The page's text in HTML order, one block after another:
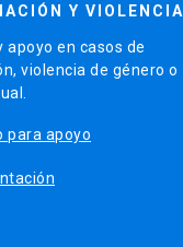
Y VIOLENCIA
apoyo en casos de
violencia de género o
para apoyo